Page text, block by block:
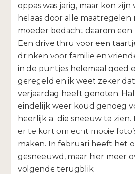
oppas was jarig, maar kon zijn
helaas door alle maatregelen
moeder bedacht daarom
Een drive thru voor een
drinken voor familie en
in de puntjes helemaal goed
geregeld en ik weet zeker
verjaardag heeft genoten.
eindelijk weer koud genoeg
heerlijk al die sneeuw te zien.
er te kort om echt mooie
maken. In februari heeft het
gesneeuwd, maar hier meer
volgende terugblik!